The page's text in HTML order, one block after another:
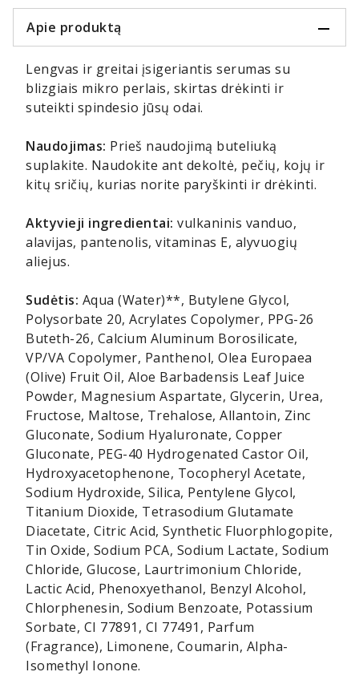
Apie produktą
Lengvas ir greitai įsigeriantis serumas su
blizgiais mikro perlais, skirtas drėkinti ir
suteikti spindesio jūsų odai.
Naudojimas: Prieš naudojimą buteliuką
suplakite. Naudokite ant dekoltė, pečių, kojų ir
kitų sričių, kurias norite paryškinti ir drėkinti.
Aktyvieji ingredientai: vulkaninis vanduo,
alavijas, pantenolis, vitaminas E, alyvuogių
aliejus.
Sudėtis: Aqua (Water)**, Butylene Glycol,
Polysorbate 20, Acrylates Copolymer, PPG-26
Buteth-26, Calcium Aluminum Borosilicate,
VP/VA Copolymer, Panthenol, Olea Europaea
(Olive) Fruit Oil, Aloe Barbadensis Leaf Juice
Powder, Magnesium Aspartate, Glycerin, Urea,
Fructose, Maltose, Trehalose, Allantoin, Zinc
Gluconate, Sodium Hyaluronate, Copper
Gluconate, PEG-40 Hydrogenated Castor Oil,
Hydroxyacetophenone, Tocopheryl Acetate,
Sodium Hydroxide, Silica, Pentylene Glycol,
Titanium Dioxide, Tetrasodium Glutamate
Diacetate, Citric Acid, Synthetic Fluorphlogopite,
Tin Oxide, Sodium PCA, Sodium Lactate, Sodium
Chloride, Glucose, Laurtrimonium Chloride,
Lactic Acid, Phenoxyethanol, Benzyl Alcohol,
Chlorphenesin, Sodium Benzoate, Potassium
Sorbate, CI 77891, CI 77491, Parfum
(Fragrance), Limonene, Coumarin, Alpha-
Isomethyl Ionone.